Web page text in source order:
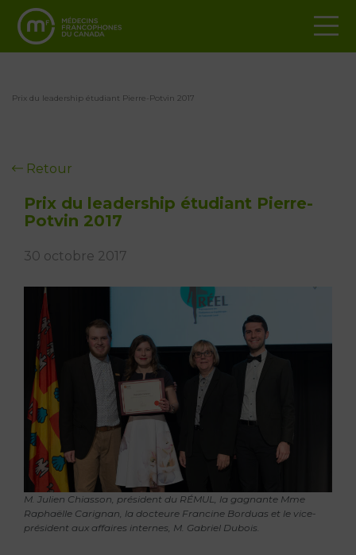
Prix du leadership étudiant Pierre-Potvin 2017
Retour
Prix du leadership étudiant Pierre-
Potvin 2017
30 octobre 2017
M. Julien Chiasson, président du RÉMUL, la gagnante Mme
Raphaëlle Carignan, la docteure Francine Borduas et le vice-
président aux affaires internes, M. Gabriel Dubois.